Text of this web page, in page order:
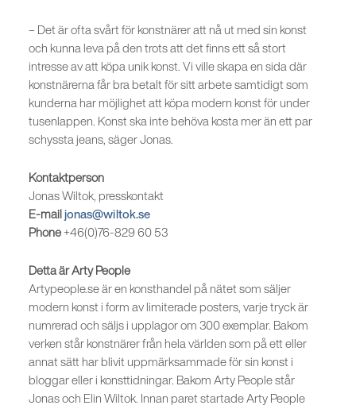
– Det är ofta svårt för konstnärer att nå ut med sin konst
och kunna leva på den trots att det finns ett så stort
intresse av att köpa unik konst. Vi ville skapa en sida där
konstnärerna får bra betalt för sitt arbete samtidigt som
kunderna har möjlighet att köpa modern konst för under
tusenlappen. Konst ska inte behöva kosta mer än ett par
schyssta jeans, säger Jonas.
Kontaktperson
Jonas Wiltok, presskontakt
E-mail jonas@wiltok.se
Phone +46(0)76-829 60 53
Detta är Arty People
Artypeople.se är en konsthandel på nätet som säljer
modern konst i form av limiterade posters, varje tryck är
numrerad och säljs i upplagor om 300 exemplar. Bakom
verken står konstnärer från hela världen som på ett eller
annat sätt har blivit uppmärksammade för sin konst i
bloggar eller i konsttidningar. Bakom Arty People står
Jonas och Elin Wiltok. Innan paret startade Arty People